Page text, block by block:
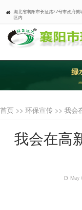
湖北省襄阳市长征路22号市政府樊
区内
首页 >> 环保宣传 >> 我会
我会在高
May